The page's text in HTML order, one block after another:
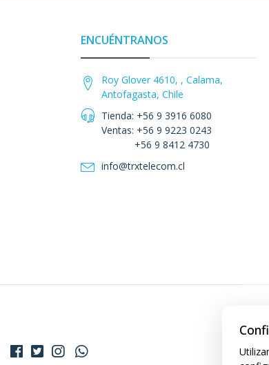
ENCUÉNTRANOS
Roy Glover 4610, , Calama,
Antofagasta, Chile
Tienda: +56 9 3916 6080
Ventas: +56 9 9223 0243
+56 9 8412 4730
info@trxtelecom.cl